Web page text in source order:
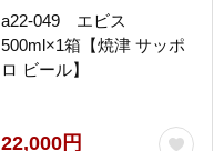
a22-049 エビス
500ml×1箱【焼津 サッポ
ロ ビール】
22,000円